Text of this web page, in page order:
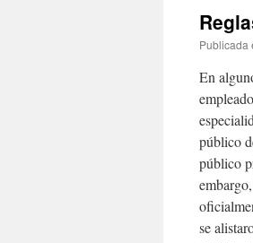
Publicada
En
público
público
se